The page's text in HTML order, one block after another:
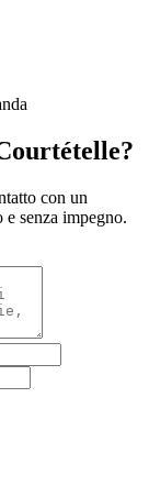
con un
senza impegno.